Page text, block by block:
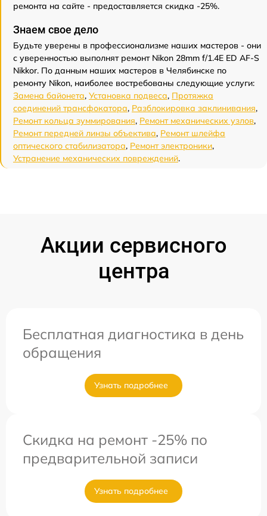
ремонта на сайте - предоставляется скидка -25%.
Знаем свое дело
Будьте уверены в профессионализме наших мастеров - они
с уверенностью выполнят ремонт Nikon 28mm f/1.4E ED AF-S
Nikkor. По данным наших мастеров в Челябинске по
ремонту Nikon, наиболее востребованы следующие услуги:
Замена байонета, Установка подвеса, Протяжка
соединений трансфокатора, Разблокировка заклинивания,
Ремонт кольца зуммирования, Ремонт механических узлов,
Ремонт передней линзы объектива, Ремонт шлейфа
оптического стабилизатора, Ремонт электроники,
Устранение механических повреждений.
Акции сервисного
центра
Бесплатная диагностика в день
обращения
Узнать подробнее
Скидка на ремонт -25% по
предварительной записи
Узнать подробнее